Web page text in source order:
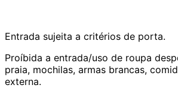
Entrada sujeita a critérios de porta.
Proíbida a entrada/uso de roupa
praia, mochilas, armas brancas,
externa.